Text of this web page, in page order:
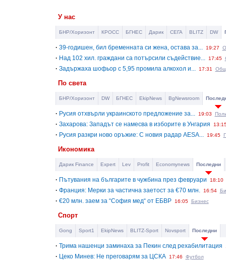
У нас
БНР/Хоризонт КРОСС БГНЕС Дарик СЕГА BLITZ DW
· 39-годишен, бил бременната си жена, остава за... 19:27
· Над 102 хил. граждани са потърсили съдействие... 17:45
· Задържаха шофьор с 5,95 промила алкохол и... 17:31
По света
БНР/Хоризонт DW БГНЕС EkipNews BgNewsroom
· Русия отхвърли украинското предложение за... 19:03
· Захарова: Западът се намесва в изборите в Унгария
· Русия разкри ново оръжие: С новия радар AESA... 19:45
Икономика
Дарик Finance Expert Lev Profit Economynews Последни
· Пътувания на българите в чужбина през февруари 18:10
· Франция: Мерки за частична заетост за €70 млн. 16:54
· €20 млн. заем за “София мед“ от ЕБВР 16:05 Бизнес
Спорт
Gong Sport1 EkipNews BLITZ-Sport Novsport Последни
· Трима нашенци заминаха за Пекин след рехабилитация
· Цеко Минев: Не преговарям за ЦСКА 17:46 Футбол